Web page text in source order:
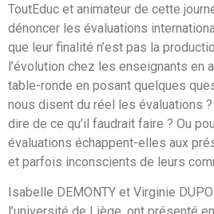
ToutEduc et animateur de cette
dénoncer les évaluations
que leur finalité n’est pas la
l’évolution chez les enseignants en
table-ronde en posant quelques
nous disent du réel les évaluations
dire de ce qu’il faudrait faire ? Ou
évaluations échappent-elles aux
et parfois inconscients de leurs
Isabelle DEMONTY et Virginie